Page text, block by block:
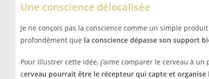
Une conscience délocalisée
Je ne conçois pas la conscience comme un simple
profondément que la conscience dépasse son support
Pour illustrer cette idée, j’aime comparer le cerveau à
cerveau pourrait être le récepteur qui capte et